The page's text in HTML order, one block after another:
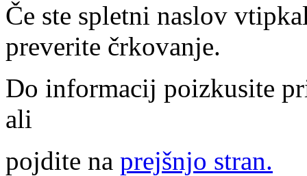
Če ste spletni naslov
preverite črkovanje.
Do informacij poizkusite
ali
pojdite na prejšnjo stran.